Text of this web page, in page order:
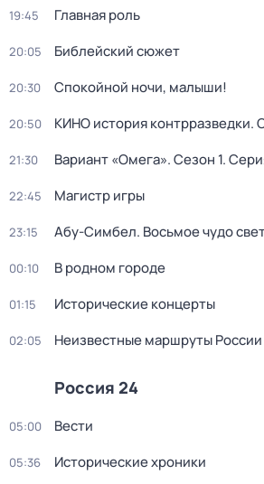
19:45 Главная роль
20:05 Библейский сюжет
20:30 Спокойной ночи, малыши!
20:50 КИНО история контрразведки.
21:30 Вариант «Омега». Сезон 1.
22:45 Магистр игры
23:15 Абу-Симбел. Восьмое чудо
00:10 В родном городе
01:15 Исторические концерты
02:05 Неизвестные маршруты России
Россия 24
05:00 Вести
05:36 Исторические хроники